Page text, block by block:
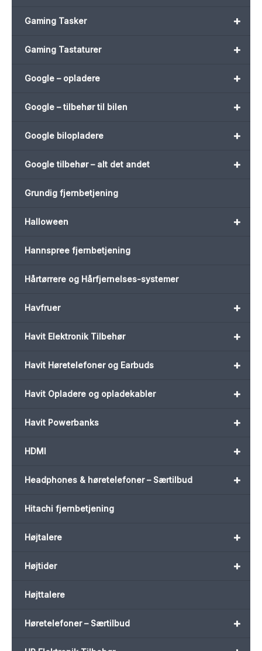
+
Gaming Tasker
+
Gaming Tastaturer
+
Google – opladere
+
Google – tilbehør til bilen
+
Google bilopladere
+
Google tilbehør – alt det andet
Grundig fjernbetjening
+
Halloween
Hannspree fjernbetjening
Hårtørrere og Hårfjernelses-systemer
+
Havfruer
+
Havit Elektronik Tilbehør
+
Havit Høretelefoner og Earbuds
+
Havit Opladere og opladekabler
+
Havit Powerbanks
+
HDMI
+
Headphones & høretelefoner – Særtilbud
Hitachi fjernbetjening
+
Højtalere
+
Højtider
Højttalere
+
Høretelefoner – Særtilbud